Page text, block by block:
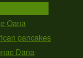
Oana
pancakes
Dana